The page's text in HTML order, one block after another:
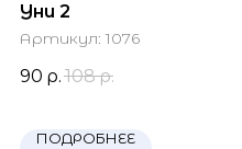
Уни 2
Артикул: 1076
90 р. 108 р.
ПОДРОБНЕЕ